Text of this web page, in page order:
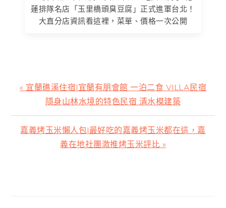
蓮排隊名店「玉里橋頭臭豆腐」正式進軍台北！
大直分店資訊看這裡，菜單、價格一次公開
上
篇
文
« 宜蘭礁溪住宿|宜蘭有朋會館 一泊二食 VILLA民宿
隱身山林水境的特色民宿 清水模建築
下
嘉義烤玉米懶人包|最好吃的嘉義烤玉米都在這，嘉
義在地社團激推烤玉米評比 »